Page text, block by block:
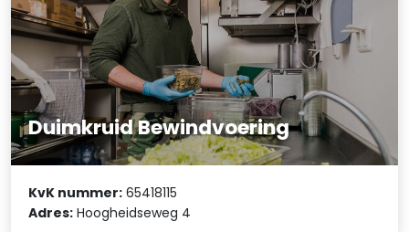
Duimkruid Bewindvoering
KvK nummer: 65418115
Adres: Hoogheidseweg 4